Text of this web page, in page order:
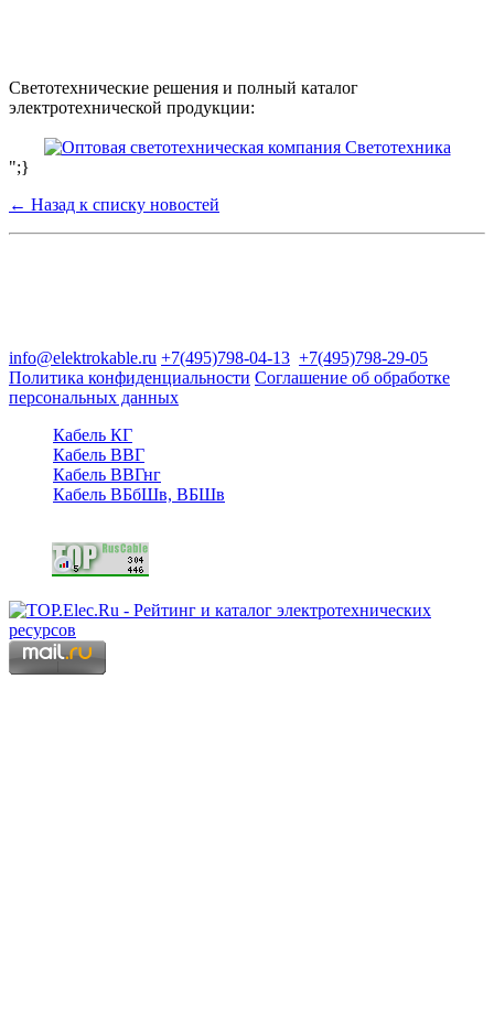
Светотехнические решения и полный каталог
электротехнической продукции:
";}
← Назад к списку новостей
info@elektrokable.ru +7(495)798-04-13 +7(495)798-29-05
Политика конфиденциальности Соглашение об обработке
персональных данных
Кабель КГ
Кабель ВВГ
Кабель ВВГнг
Кабель ВБбШв, ВБШв